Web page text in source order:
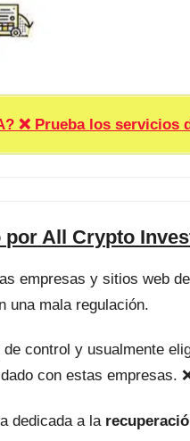
❌ Prueba los
por All Crypto
empresas y sitios web
una mala regulación.
control y usualmente
con estas empresas.
dedicada a la